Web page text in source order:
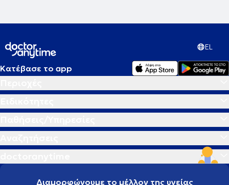
EL
Κατέβασε το app
Διαμορφώνουμε το μέλλον της υγείας